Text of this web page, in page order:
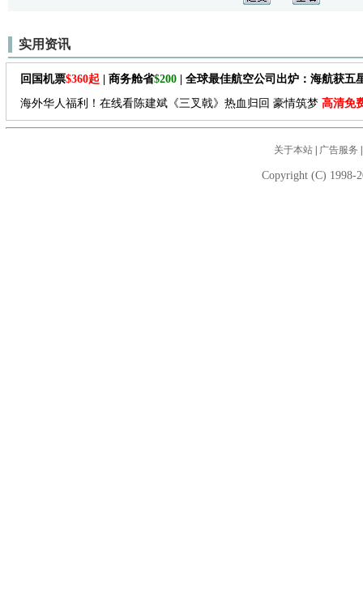
实用资讯
回国机票$360起 | 商务舱省$200 | 全球最佳航空公司出炉：海航获五
海外华人福利！在线看陈建斌《三叉戟》热血归回 豪情筑梦 高清免
关于本站| 广告服务
Copyright (C) 1998-